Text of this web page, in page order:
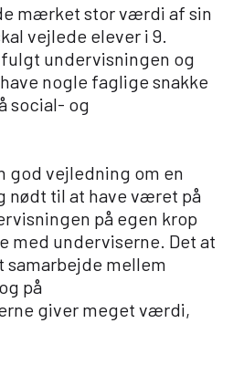
mærket stor værdi af sin
vejlede elever i 9.
undervisningen og
nogle faglige snakke
social- og
god vejledning om en
nødt til at have været på
på egen krop
med underviserne. Det at
samarbejde mellem
på
giver meget værdi,